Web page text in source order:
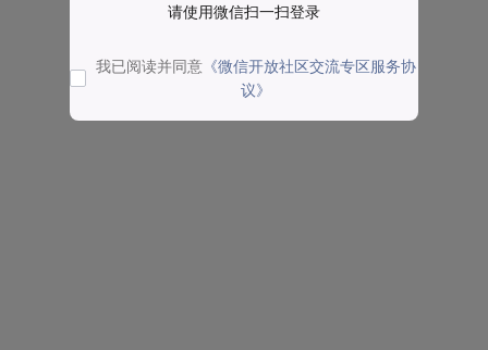
请使用微信扫一扫登录
我已阅读并同意 《微信开放社区交流专区服务协
议》